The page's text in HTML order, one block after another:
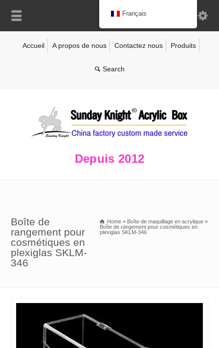
Accueil A propos de nous Contactez nous Produits
Depuis 2012
Boîte de
rangement pour
cosmétiques en
plexiglas SKLM-
346
Home » Boîte de maquillage en acrylique »
Boîte de rangement pour cosmétiques en
plexiglas SKLM-346
Français